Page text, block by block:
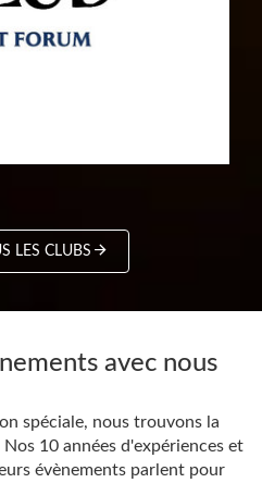
LES CLUBS
avec nous
spéciale, nous trouvons la
10 années d'expériences et
évènements parlent pour